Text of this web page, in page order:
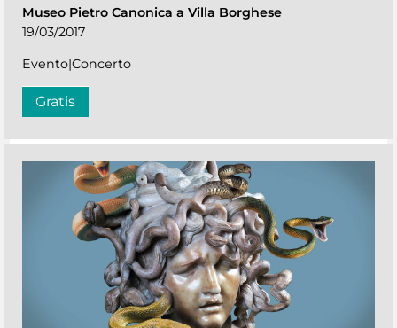
Museo Pietro Canonica a Villa Borghese
19/03/2017
Evento|Concerto
Gratis